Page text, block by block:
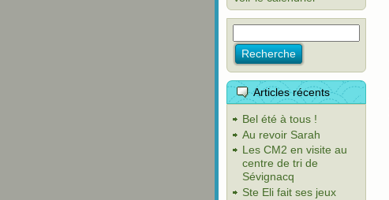
Articles récents
Bel été à tous !
Au revoir Sarah
Les CM2 en visite au
centre de tri de
Sévignacq
Ste Eli fait ses jeux